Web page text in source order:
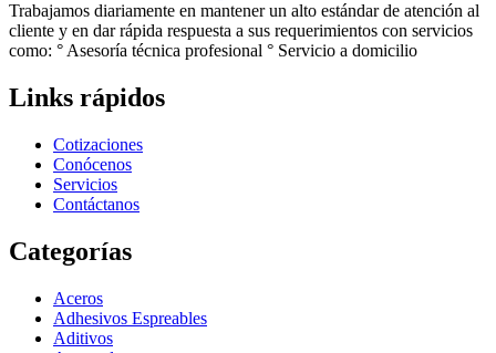
Trabajamos diariamente en mantener un alto estándar de atención al
cliente y en dar rápida respuesta a sus requerimientos con servicios
como: ° Asesoría técnica profesional ° Servicio a domicilio
Links rápidos
Cotizaciones
Conócenos
Servicios
Contáctanos
Categorías
Aceros
Adhesivos Espreables
Aditivos